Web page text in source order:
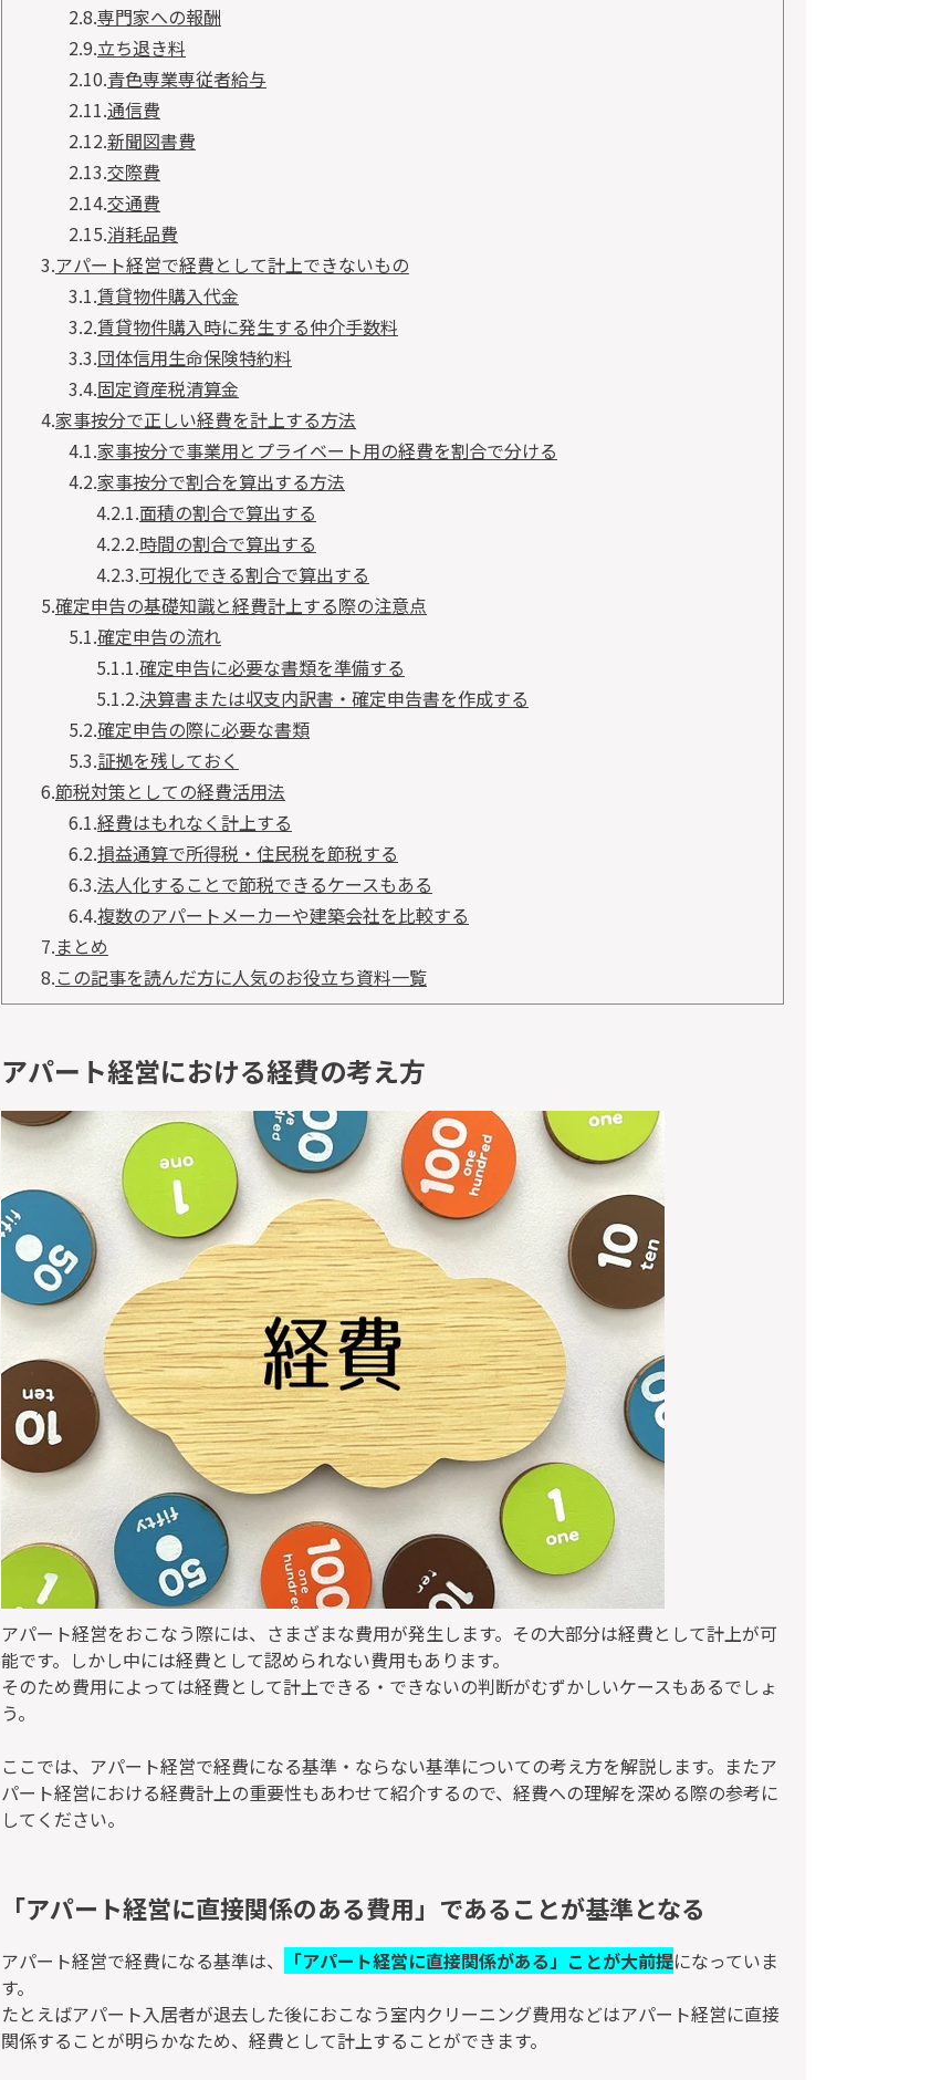
2.8.専門家への報酬
2.9.立ち退き料
2.10.青色専業専従者給与
2.11.通信費
2.12.新聞図書費
2.13.交際費
2.14.交通費
2.15.消耗品費
3.アパート経営で経費として計上できないもの
3.1.賃貸物件購入代金
3.2.賃貸物件購入時に発生する仲介手数料
3.3.団体信用生命保険特約料
3.4.固定資産税清算金
4.家事按分で正しい経費を計上する方法
4.1.家事按分で事業用とプライベート用の経費を割合で分ける
4.2.家事按分で割合を算出する方法
4.2.1.面積の割合で算出する
4.2.2.時間の割合で算出する
4.2.3.可視化できる割合で算出する
5.確定申告の基礎知識と経費計上する際の注意点
5.1.確定申告の流れ
5.1.1.確定申告に必要な書類を準備する
5.1.2.決算書または収支内訳書・確定申告書を作成する
5.2.確定申告の際に必要な書類
5.3.証拠を残しておく
6.節税対策としての経費活用法
6.1.経費はもれなく計上する
6.2.損益通算で所得税・住民税を節税する
6.3.法人化することで節税できるケースもある
6.4.複数のアパートメーカーや建築会社を比較する
7.まとめ
8.この記事を読んだ方に人気のお役立ち資料一覧
アパート経営における経費の考え方
アパート経営をおこなう際には、さまざまな費用が発生します。その大部分は経費として計上が可
能です。しかし中には経費として認められない費用もあります。
そのため費用によっては経費として計上できる・できないの判断がむずかしいケースもあるでしょ
う。
ここでは、アパート経営で経費になる基準・ならない基準についての考え方を解説します。またア
パート経営における経費計上の重要性もあわせて紹介するので、経費への理解を深める際の参考に
してください。
「アパート経営に直接関係のある費用」であることが基準となる
アパート経営で経費になる基準は、 「アパート経営に直接関係がある」ことが大前提になっていま
す。
たとえばアパート入居者が退去した後におこなう室内クリーニング費用などはアパート経営に直接
関係することが明らかなため、経費として計上することができます。